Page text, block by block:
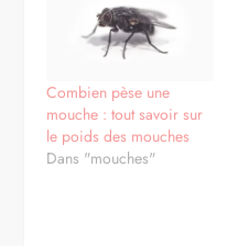
Combien pèse une
mouche : tout savoir sur
le poids des mouches
Dans "mouches"